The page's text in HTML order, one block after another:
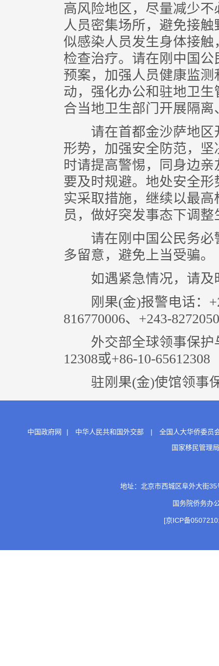
高风险地区，尽量减少
人员密集场所，避免接
似感染人员发生身体接
检查治疗。请在刚中国
预案，加强人员健康监
动，强化办公和驻地卫
合当地卫生部门开展隔
请在首都金沙萨地区
形势，加强安全防范，
时请提高警惕，同身边
要及时规避。地处安全
实采取措施，继续以最
员，做好突发事态下调
请在刚中国公民务必
多留意，避免上当受骗。
如遇紧急情况，请及
刚果(金)报警电话：
816770006、+243-
外交部全球领事保护
12308或+86-10-65612308
驻刚果(金)使馆领事保
中国政府网 | 中华人民共和国外交部 |
全国人大华侨委员
国家移民管理局
地址：北京市西城区阜外大街
国务院侨务
[京ICP备